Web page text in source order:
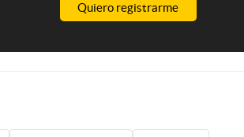
Quiero registrarme